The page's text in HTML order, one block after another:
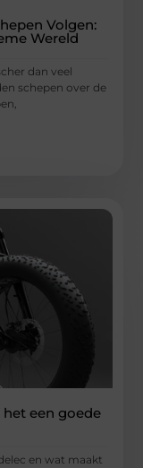
Volgen:
Wereld
dan veel
schepen over de
een goede
en wat maakt